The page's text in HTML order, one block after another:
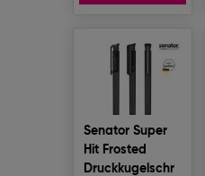
Senator Super
Hit Frosted
Druckkugelschr